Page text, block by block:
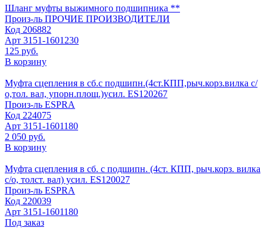
Шланг муфты выжимного подшипника **
Произ-ль ПРОЧИЕ ПРОИЗВОДИТЕЛИ
Код 206882
Арт 3151-1601230
125 руб.
В корзину
Муфта сцепления в сб.с подшипн.(4ст.КПП,рыч.корз.вилка с/
о,тол. вал, упорн.площ.)усил. ES120267
Произ-ль ESPRA
Код 224075
Арт 3151-1601180
2 050 руб.
В корзину
Муфта сцепления в сб. с подшипн. (4ст. КПП, рыч.корз. вилка
с/о, толст. вал) усил. ES120027
Произ-ль ESPRA
Код 220039
Арт 3151-1601180
Под заказ